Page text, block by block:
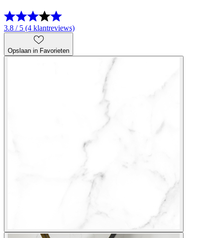
3.8 / 5 (4 klantreviews)
Opslaan in Favorieten